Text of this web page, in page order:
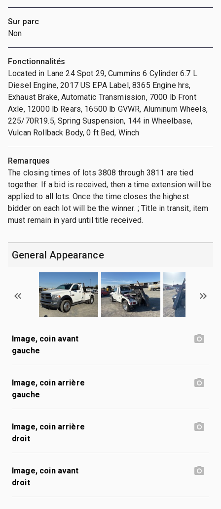
Sur parc
Non
Fonctionnalités
Located in Lane 24 Spot 29, Cummins 6 Cylinder 6.7 L
Diesel Engine, 2017 US EPA Label, 8365 Engine hrs,
Exhaust Brake, Automatic Transmission, 7000 lb Front
Axle, 12000 lb Rears, 16500 lb GVWR, Aluminum Wheels,
225/70R19.5, Spring Suspension, 144 in Wheelbase,
Vulcan Rollback Body, 0 ft Bed, Winch
Remarques
The closing times of lots 3808 through 3811 are tied
together. If a bid is received, then a time extension will be
applied to all lots. Once the time closes the highest
bidder on each lot will be the winner. ; Title in transit, item
must remain in yard until title received.
General Appearance
Image, coin avant
gauche
Image, coin arrière
gauche
Image, coin arrière
droit
Image, coin avant
droit